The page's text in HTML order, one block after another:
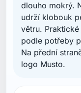
dlouho mokrý.
udrží klobouk
větru.
podle potřeby
Na přední
logo Musto.